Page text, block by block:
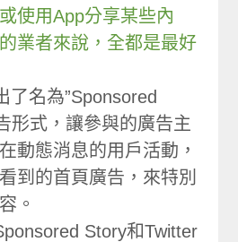
使用App分享某些內
業者來說，全都是最好
名為”Sponsored
形式，讓參與的廣告主
動態消息的用戶活動，
到的首頁廣告，來特別
。
Story和Twitter